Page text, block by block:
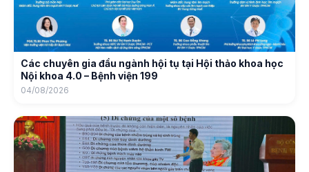
Các chuyên gia đầu ngành hội tụ tại Hội thảo khoa học
Nội khoa 4.0 – Bệnh viện 199
04/08/2026